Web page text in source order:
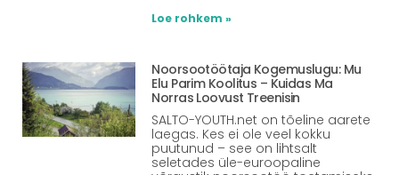
Loe rohkem »
Noorsootöötaja Kogemuslugu: Mu
Elu Parim Koolitus – Kuidas Ma
Norras Loovust Treenisin
SALTO-YOUTH.net on tõeline aarete
laegas. Kes ei ole veel kokku
puutunud – see on lihtsalt
seletades üle-euroopaline